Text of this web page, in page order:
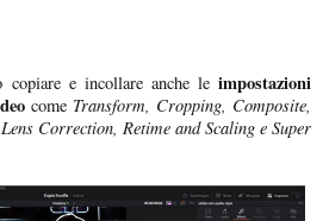
e incollare anche le impostazioni
come Transform, Cropping, Composite,
Correction, Retime and Scaling e Super